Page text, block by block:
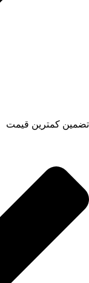
تضمین کمترین قیمت